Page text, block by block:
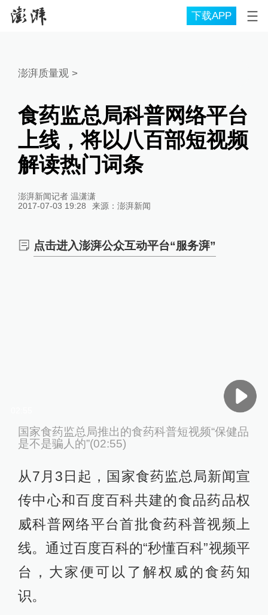
下载APP
澎湃质量观>
食药监总局科普网络平台
上线，将以八百部短视频
解读热门词条
澎湃新闻记者 温潇潇
2017-07-03 19:28
来源： 澎湃新闻
点击进入澎湃公众互动平台“服务湃”
国家食药监总局推出的食药科普短视频“保健品
是不是骗人的”(02:55)
从7月3日起，国家食药监总局新闻宣
传中心和百度百科共建的食品药品权
威科普网络平台首批食药科普视频上
线。通过百度百科的“秒懂百科”视频平
台，大家便可以了解权威的食药知
识。